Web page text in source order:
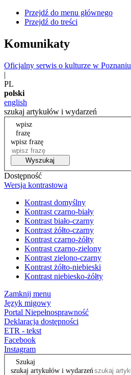
Przejdź do menu głównego
Przejdź do treści
Komunikaty
Oficjalny serwis o kulturze w Poznaniu
|
PL
polski
english
szukaj artykułów i wydarzeń
wpisz
frazę
wpisz frazę
Wyszukaj
Dostępność
Wersja kontrastowa
Kontrast domyślny
Kontrast czarno-biały
Kontrast biało-czarny
Kontrast żółto-czarny
Kontrast czarno-żółty
Kontrast czarno-zielony
Kontrast zielono-czarny
Kontrast żółto-niebieski
Kontrast niebiesko-żółty
Zamknij menu
Język migowy
Portal Niepełnosprawność
Deklaracja dostępności
ETR - tekst
Facebook
Instagram
Szukaj
szukaj artykułów i wydarzeń